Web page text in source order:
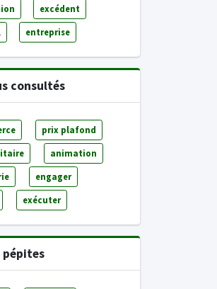
excédent
entreprise
consultés
prix plafond
animation
engager
exécuter